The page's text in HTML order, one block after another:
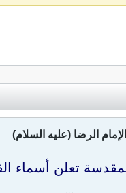
الرضا (عليه السلام)
المقدسة تعلن أسماء